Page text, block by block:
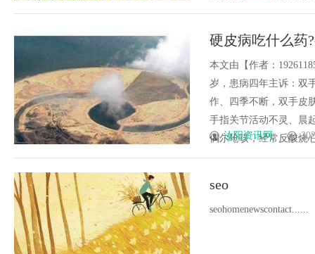
硬皮病吃什么药
本文由【作者：
岁，患病四年主诉：双
作、四季不断，双手皮
手指关节活动不灵、晨
偶尔呛咳，经常反酸烧
汝阳资讯网
seo
seohomenewscontact......